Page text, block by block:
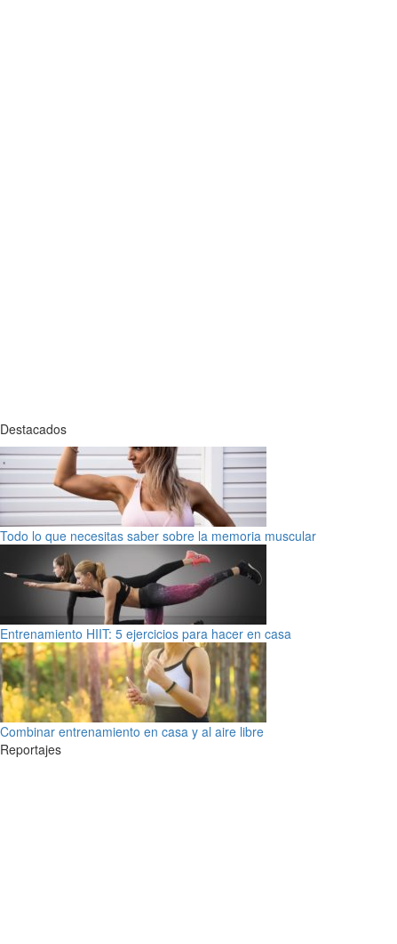
Destacados
Todo lo que necesitas saber sobre la memoria muscular
Entrenamiento HIIT: 5 ejercicios para hacer en casa
Combinar entrenamiento en casa y al aire libre
Reportajes